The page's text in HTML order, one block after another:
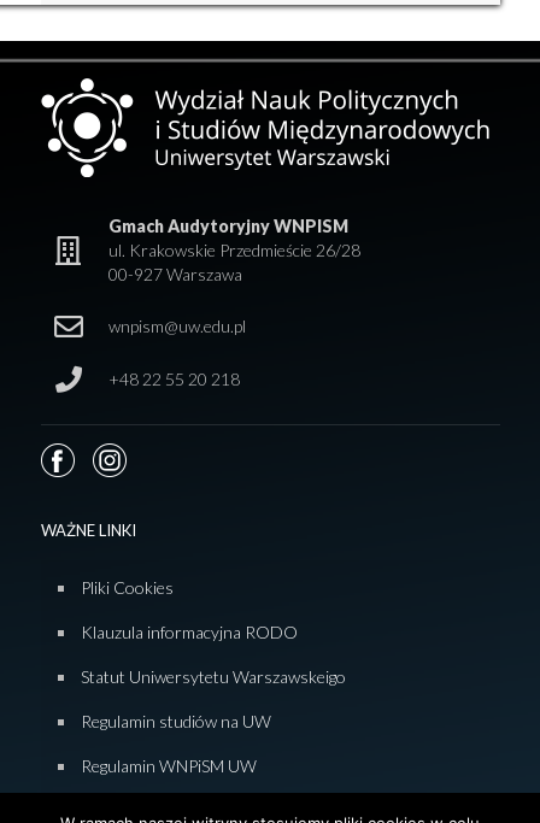
Gmach Audytoryjny WNPISM
ul. Krakowskie Przedmieście 26/28
00-927 Warszawa
wnpism@uw.edu.pl
+48 22 55 20 218
WAŻNE LINKI
Pliki Cookies
Klauzula informacyjna RODO
Statut Uniwersytetu Warszawskeigo
Regulamin studiów na UW
Regulamin WNPiSM UW